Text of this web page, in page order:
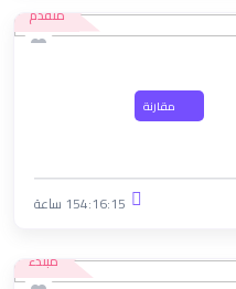
متقدم
مقارنة
154:16:15 ساعة
مبتدء